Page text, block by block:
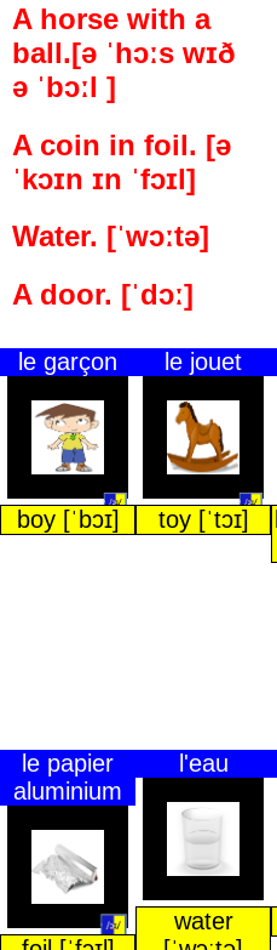
A horse with a
ball.[ə ˈhɔːs wɪð
ə ˈbɔːl ]
A coin in foil. [ə
ˈkɔɪn ɪn ˈfɔɪl]
Water. [ˈwɔːtə]
A door. [ˈdɔː]
le garçon
boy [ˈbɔɪ]
le jouet
toy [ˈtɔɪ]
le papier
aluminium
l'eau
water